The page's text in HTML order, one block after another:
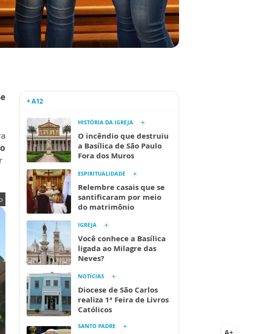
+ A12
HISTÓRIA DA IGREJA
O incêndio que destruiu
a Basílica de São Paulo
Fora dos Muros
ESPIRITUALIDADE
Relembre casais que se
santificaram por meio
do matrimônio
IGREJA
Você conhece a Basílica
ligada ao Milagre das
Neves?
NOTÍCIAS
Diocese de São Carlos
realiza 1ª Feira de Livros
Católicos
SANTO PADRE